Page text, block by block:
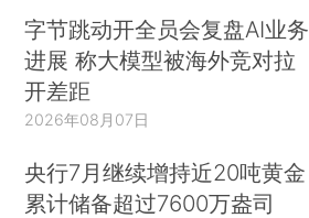
字节跳动开全员会复盘AI业务
进展 称大模型被海外竞对拉
开差距
2026年08月07日
央行7月继续增持近20吨黄金
累计储备超过7600万盎司